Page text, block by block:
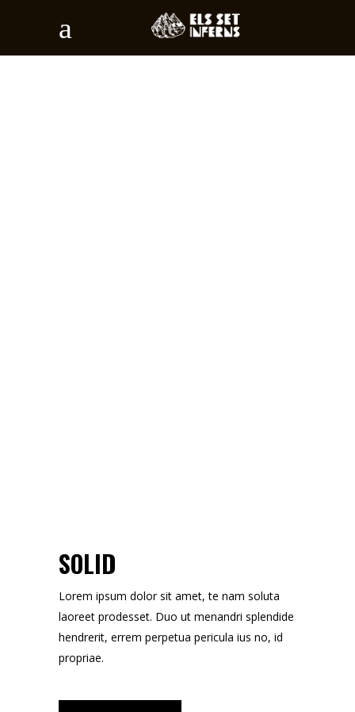
SOLID
Lorem ipsum dolor sit amet, te nam soluta
laoreet prodesset. Duo ut menandri splendide
hendrerit, errem perpetua pericula ius no, id
propriae.